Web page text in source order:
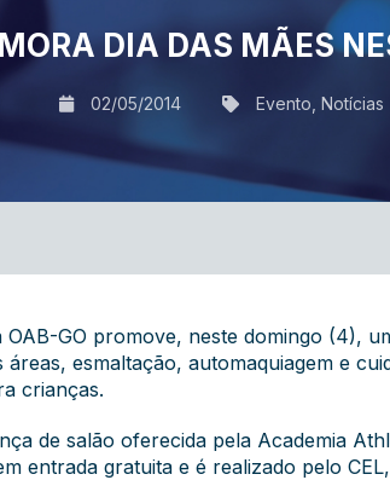
DIA DAS MÃES
02/05/2014 Evento Notícias
GO promove, neste domingo (4),
esmaltação, automaquiagem e
crianças.
de salão oferecida pela Academia
entrada gratuita e é realizado pelo